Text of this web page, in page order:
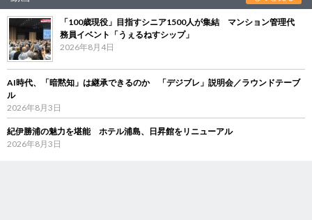
「100歳現役」目指すシニア1500人が集結 マンション管理代
務員イベント「うぇるねすシップ」
2026年8月4日
AI時代、「暗黙知」は継承できるのか 「デジブレ」説明会／ラウンドテーブ
ル
2026年8月3日
紀伊勝浦の魅力を堪能 ホテル浦島、日昇館をリニューアル
2026年8月3日